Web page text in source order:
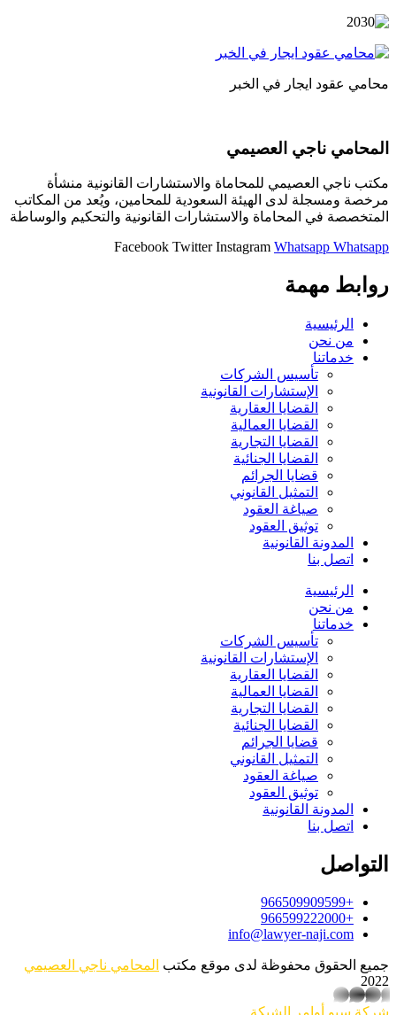
محامي عقود ايجار في الخبر
المحامي ناجي العصيمي
مكتب ناجي العصيمي للمحاماة والاستشارات القانونية منشأة
مرخصة ومسجلة لدى الهيئة السعودية للمحامين، ويُعد من المكاتب
المتخصصة في المحاماة والاستشارات القانونية والتحكيم والوساطة
Facebook Twitter Instagram Whatsapp Whatsapp
روابط مهمة
الرئيسية
من نحن
خدماتنا
تأسيس الشركات
الإستشارات القانونية
القضايا العقارية
القضايا العمالية
القضايا التجارية
القضايا الجنائية
قضايا الجرائم
التمثيل القانوني
صياغة العقود
توثيق العقود
المدونة القانونية
اتصل بنا
الرئيسية
من نحن
خدماتنا
تأسيس الشركات
الإستشارات القانونية
القضايا العقارية
القضايا العمالية
القضايا التجارية
القضايا الجنائية
قضايا الجرائم
التمثيل القانوني
صياغة العقود
توثيق العقود
المدونة القانونية
اتصل بنا
التواصل
+966509909599
+966599222000
info@lawyer-naji.com
جميع الحقوق محفوظة لدى موقع مكتب المحامي ناجي العصيمي
2022
شركة سيو أوامر الشبكة
whatsapp